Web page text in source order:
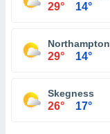
29° 14°
Northampton
29° 14°
Skegness
26° 17°